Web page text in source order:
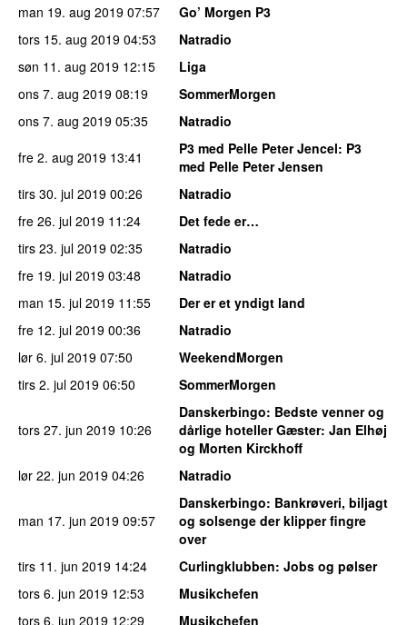
man 19. aug 2019 07:57
Go’ Morgen P3
tors 15. aug 2019 04:53
Natradio
søn 11. aug 2019 12:15
Liga
ons 7. aug 2019 08:19
SommerMorgen
ons 7. aug 2019 05:35
Natradio
fre 2. aug 2019 13:41 P3 med Pelle Peter Jencel: P3
med Pelle Peter Jensen
tirs 30. jul 2019 00:26
Natradio
fre 26. jul 2019 11:24
Det fede er…
tirs 23. jul 2019 02:35
Natradio
fre 19. jul 2019 03:48
Natradio
man 15. jul 2019 11:55
Der er et yndigt land
fre 12. jul 2019 00:36
Natradio
lør 6. jul 2019 07:50
WeekendMorgen
tirs 2. jul 2019 06:50 SommerMorgen
tors 27. jun 2019 10:26
Danskerbingo: Bedste venner og
dårlige hoteller Gæster: Jan Elhøj
og Morten Kirckhoff
lør 22. jun 2019 04:26 Natradio
man 17. jun 2019 09:57
Danskerbingo: Bankrøveri, biljagt
og solsenge der klipper fingre
over
tirs 11. jun 2019 14:24 Curlingklubben: Jobs og pølser
tors 6. jun 2019 12:53
Musikchefen
tors 6. jun 2019 12:29 Musikchefen